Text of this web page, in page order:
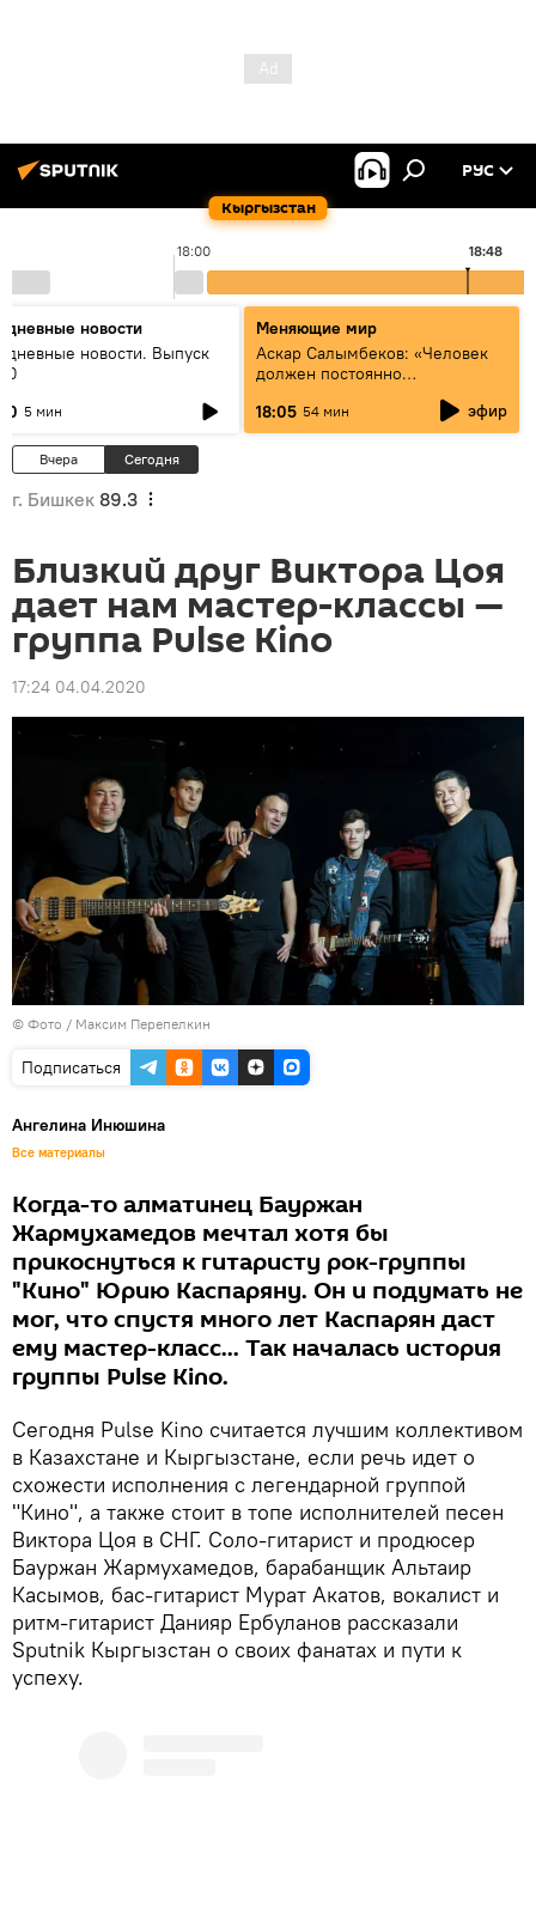
Кыргызстан
РУС
18:00 18:48
новости
новости. Выпуск
5 мин
Меняющие мир
Аскар Салымбеков: «Человек
должен постоянно
18:05 54 мин эфир
Вчера Сегодня
г. Бишкек 89.3
Близкий друг Виктора Цоя
дает нам мастер-классы —
группа Pulse Kino
17:24 04.04.2020
© Фото / Максим Перепелкин
Подписаться
Ангелина Инюшина
Все материалы
Когда-то алматинец Бауржан
Жармухамедов мечтал хотя бы
прикоснуться к гитаристу рок-группы
"Кино" Юрию Каспаряну. Он и подумать не
мог, что спустя много лет Каспарян даст
ему мастер-класс... Так началась история
группы Pulse Kino.
Сегодня Pulse Kino считается лучшим коллективом
в Казахстане и Кыргызстане, если речь идет о
схожести исполнения с легендарной группой
"Кино", а также стоит в топе исполнителей песен
Виктора Цоя в СНГ. Соло-гитарист и продюсер
Бауржан Жармухамедов, барабанщик Альтаир
Касымов, бас-гитарист Мурат Акатов, вокалист и
ритм-гитарист Данияр Ербуланов рассказали
Sputnik Кыргызстан о своих фанатах и пути к
успеху.